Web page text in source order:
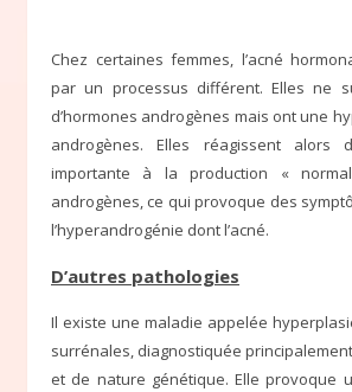
Chez certaines femmes, l’acné
par un processus différent. Elles ne
d’hormones androgènes mais ont une
androgènes. Elles réagissent alors
importante à la production «
androgènes, ce qui provoque des
l’hyperandrogénie dont l’acné.
D’autres pathologies
Il existe une maladie appelée
surrénales, diagnostiquée
et de nature génétique. Elle provoque